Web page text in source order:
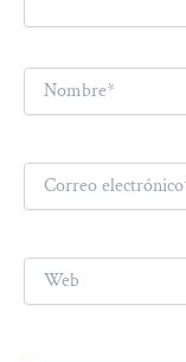
Nombre*
Correo
electrónico*
Web